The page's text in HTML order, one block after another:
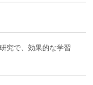
究で、効果的な学習